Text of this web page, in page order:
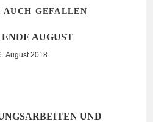
AUCH GEFALLEN
AUGUST
August 2018
UND